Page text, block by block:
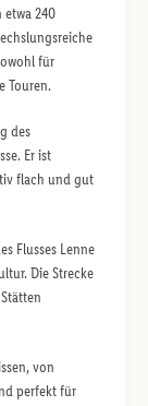
etwa 240
für
Touren.
des
Er ist
flach und gut
Flusses Lenne
Die Strecke
von
perfekt für